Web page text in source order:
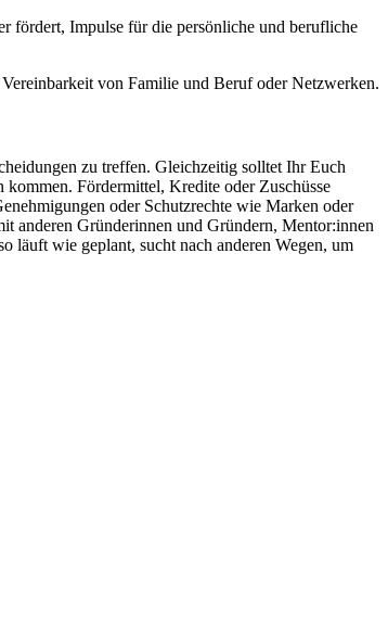
fördert, Impulse für die persönliche und berufliche
von Familie und Beruf oder Netzwerken.
zu treffen. Gleichzeitig solltet Ihr Euch
Fördermittel, Kredite oder Zuschüsse
oder Schutzrechte wie Marken oder
anderen Gründerinnen und Gründern, Mentor:innen
läuft wie geplant, sucht nach anderen Wegen, um